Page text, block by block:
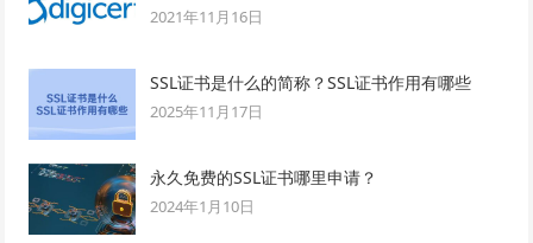
2021年11月16日
SSL证书是什么的简称？SSL证书作用有哪些
2025年11月17日
永久免费的SSL证书哪里申请？
2024年1月10日